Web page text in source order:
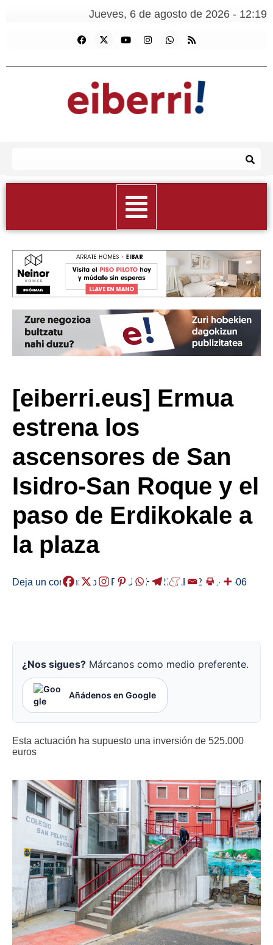
Jueves, 6 de agosto de 2026 - 12:19
[eiberri.eus] Ermua
estrena los
ascensores de San
Isidro-San Roque y el
paso de Erdikokale a
la plaza
Deja un comentario /ERMUA, HERRIAK/2021-06-06
¿Nos sigues? Márcanos como medio preferente.
Añádenos en Google
Esta actuación ha supuesto una inversión de 525.000
euros